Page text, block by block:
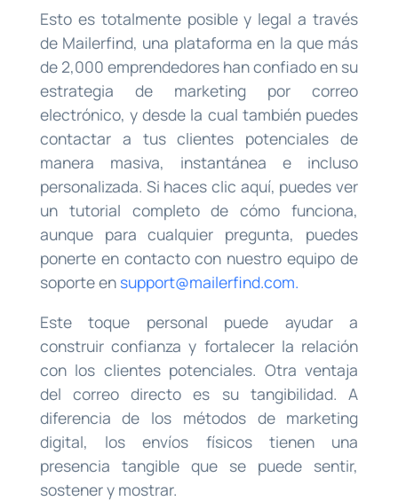
Esto es totalmente posible y legal a través
de Mailerfind, una plataforma en la que más
de 2,000 emprendedores han confiado en su
estrategia de marketing por correo
electrónico, y desde la cual también puedes
contactar a tus clientes potenciales de
manera masiva, instantánea e incluso
personalizada. Si haces clic aquí, puedes ver
un tutorial completo de cómo funciona,
aunque para cualquier pregunta, puedes
ponerte en contacto con nuestro equipo de
soporte en support@mailerfind.com.
Este toque personal puede ayudar a
construir confianza y fortalecer la relación
con los clientes potenciales. Otra ventaja
del correo directo es su tangibilidad. A
diferencia de los métodos de marketing
digital, los envíos físicos tienen una
presencia tangible que se puede sentir,
sostener y mostrar.